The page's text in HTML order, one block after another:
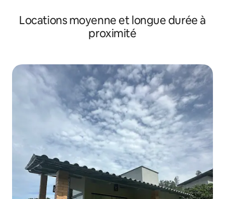
Locations moyenne et longue durée à
proximité